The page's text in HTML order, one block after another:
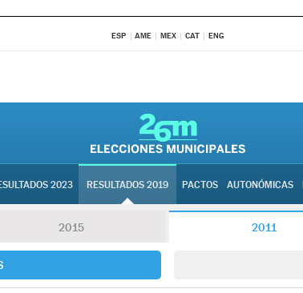
ESP AME MEX CAT ENG
2023 RESULTADOS 2019 PACTOS AUTONÓMICAS
2015 2011